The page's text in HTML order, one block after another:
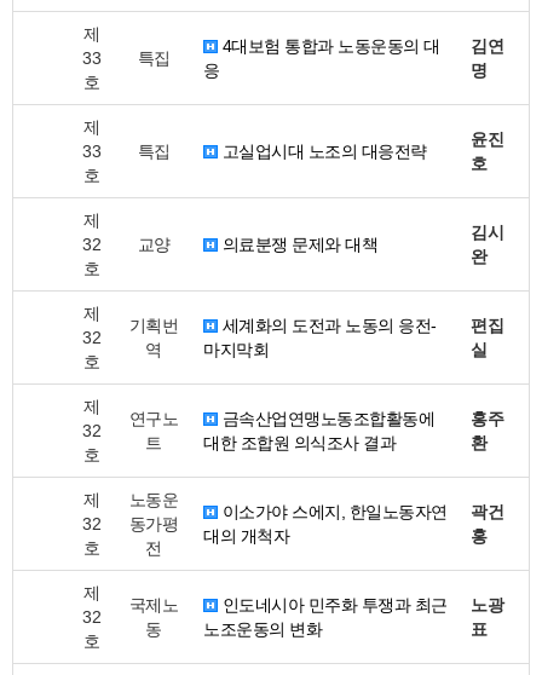
제
33
호
특집
4대보험 통합과 노동운동의 대
응
김연
명
제
33
호
특집 고실업시대 노조의 대응전략
윤진
호
제
32
호
교양 의료분쟁 문제와 대책
김시
완
제
32
호
기획번
역
세계화의 도전과 노동의 응전-
마지막회
편집
실
제
32
호
연구노
트
금속산업연맹노동조합활동에
대한 조합원 의식조사 결과
홍주
환
제
32
호
노동운
동가평
전
이소가야 스에지, 한일노동자연
대의 개척자
곽건
홍
제
32
호
국제노
동
인도네시아 민주화 투쟁과 최근
노조운동의 변화
노광
표